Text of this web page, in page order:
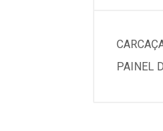
PAINEL